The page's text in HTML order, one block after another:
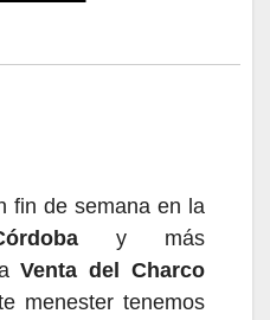
fin de semana en la
y más
Venta del Charco
menester tenemos